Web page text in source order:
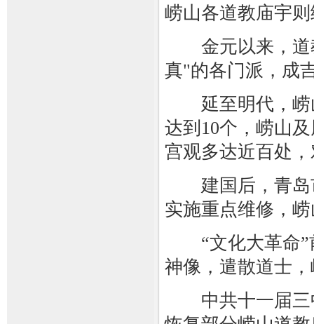
崂山各道教庙宇
金元以来，道
真"的各门派，成
延至明代，崂
达到10个，崂山
宫观多达近百处
建国后，青岛
实施重点维修，
“文化大革命”
神像，遣散道士
中共十一届三